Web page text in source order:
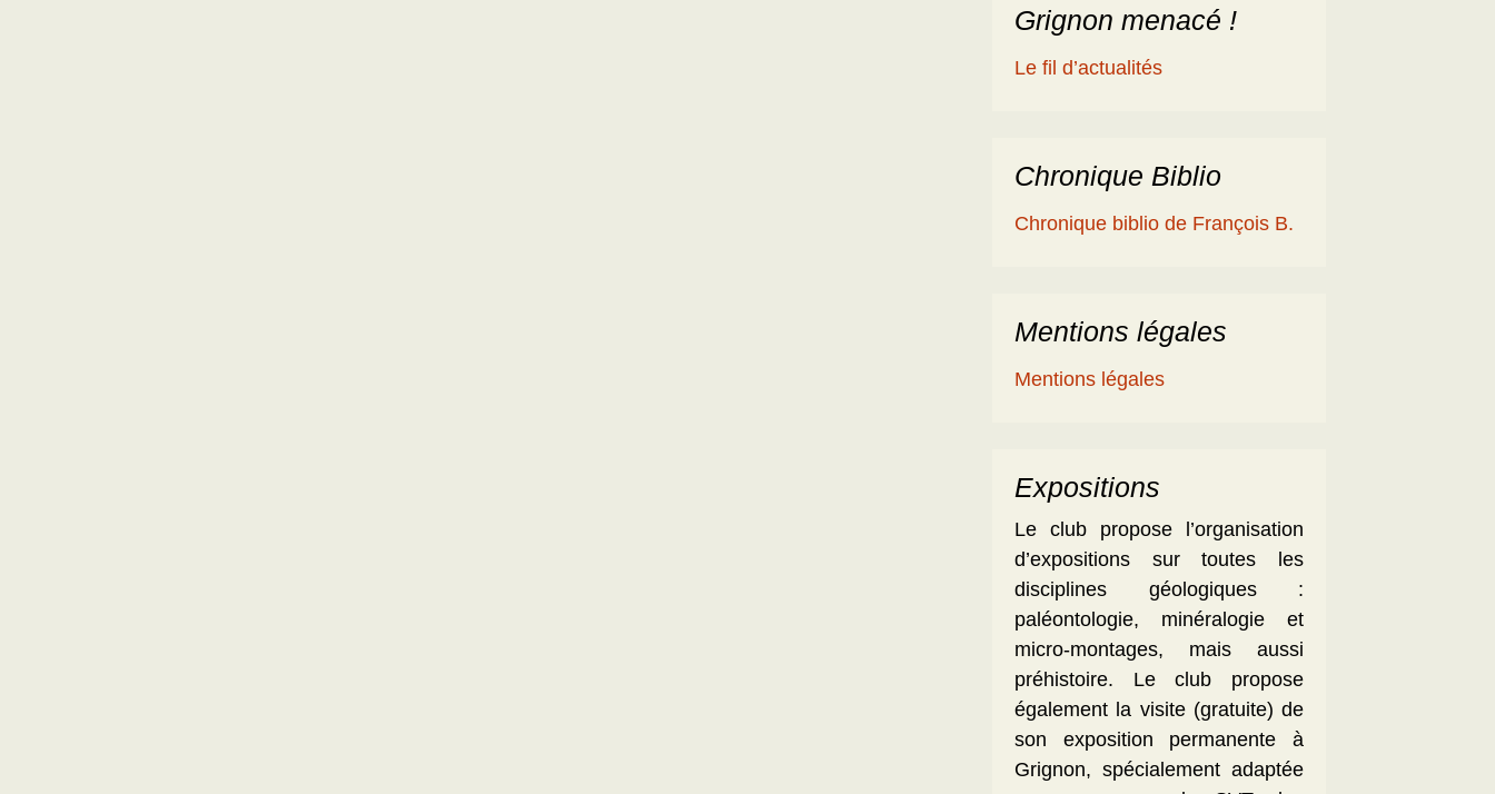
Grignon menacé !
Le fil d’actualités
Chronique Biblio
Chronique biblio de François B.
Mentions légales
Mentions légales
Expositions
Le club propose l’organisation
d’expositions sur toutes les
disciplines géologiques :
paléontologie, minéralogie et
micro-montages, mais aussi
préhistoire. Le club propose
également la visite (gratuite) de
son exposition permanente à
Grignon, spécialement adaptée